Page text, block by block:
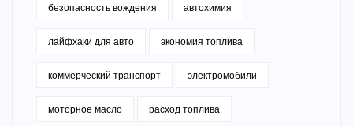
безопасность вождения автохимия
лайфхаки для авто экономия топлива
коммерческий транспорт электромобили
моторное масло расход топлива